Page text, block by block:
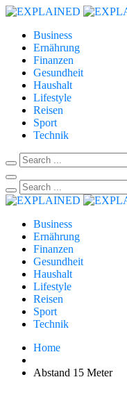
Business
Ernährung
Finanzen
Gesundheit
Haushalt
Lifestyle
Reisen
Sport
Technik
Business
Ernährung
Finanzen
Gesundheit
Haushalt
Lifestyle
Reisen
Sport
Technik
Home
Abstand 15 Meter